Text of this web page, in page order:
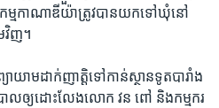
ម​កាណាឌីយ៉ា​ត្រូវ​បាន​យក​ទៅ​ឃុំ​នៅ​
ម​វិញ។​
ាយាម​ដាក់​ញាត្តិ​ទៅ​កាន់​ស្ថានទូត​បារាំង​
ាល​ឲ្យ​ដោះ​លែង​លោក ​វន ពៅ ​និង​កម្មករ​